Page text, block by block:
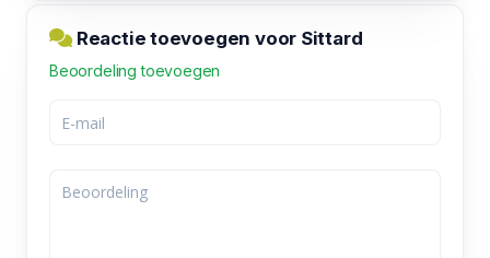
Reactie toevoegen voor Sittard
Beoordeling toevoegen